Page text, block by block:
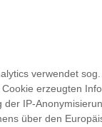
verwendet
erzeugten
IP-
über den